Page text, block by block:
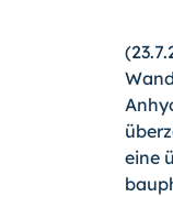
eine